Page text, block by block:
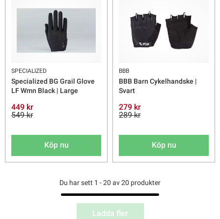
SPECIALIZED
Specialized BG Grail Glove
LF Wmn Black | Large
449 kr
549 kr
Köp nu
BBB
BBB Barn Cykelhandske |
Svart
279 kr
289 kr
Köp nu
Du har sett 1 - 20 av 20 produkter
Ladda fler